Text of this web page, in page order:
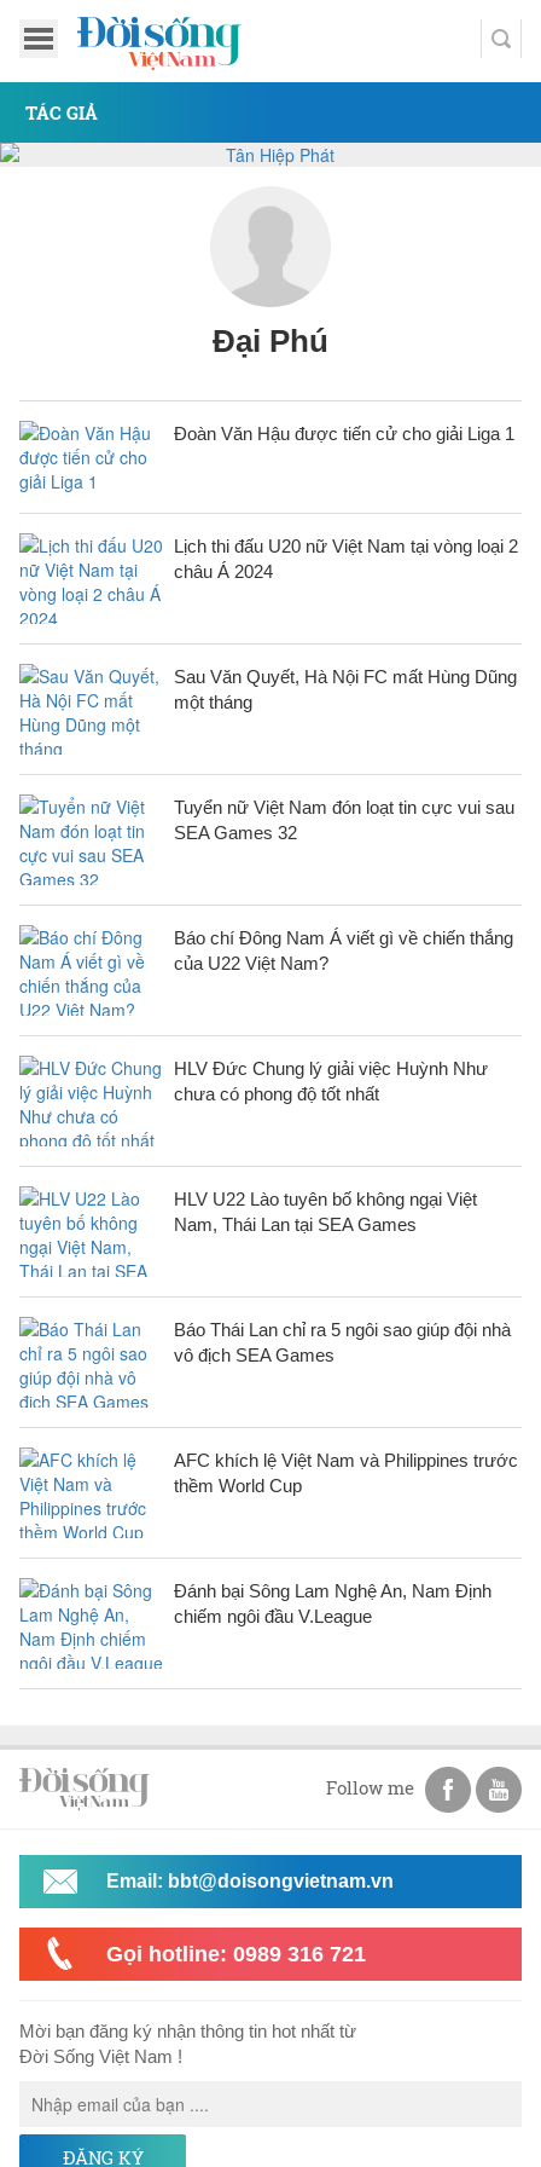
TÁC GIẢ
Đại Phú
Đoàn Văn Hậu được tiến cử cho giải Liga 1
Lịch thi đấu U20 nữ Việt Nam tại vòng loại 2
châu Á 2024
Sau Văn Quyết, Hà Nội FC mất Hùng Dũng
một tháng
Tuyển nữ Việt Nam đón loạt tin cực vui sau
SEA Games 32
Báo chí Đông Nam Á viết gì về chiến thắng
của U22 Việt Nam?
HLV Đức Chung lý giải việc Huỳnh Như
chưa có phong độ tốt nhất
HLV U22 Lào tuyên bố không ngại Việt
Nam, Thái Lan tại SEA Games
Báo Thái Lan chỉ ra 5 ngôi sao giúp đội nhà
vô địch SEA Games
AFC khích lệ Việt Nam và Philippines trước
thềm World Cup
Đánh bại Sông Lam Nghệ An, Nam Định
chiếm ngôi đầu V.League
Follow me
Email: bbt@doisongvietnam.vn
Gọi hotline: 0989 316 721
Mời bạn đăng ký nhận thông tin hot nhất từ
Đời Sống Việt Nam !
ĐĂNG KÝ